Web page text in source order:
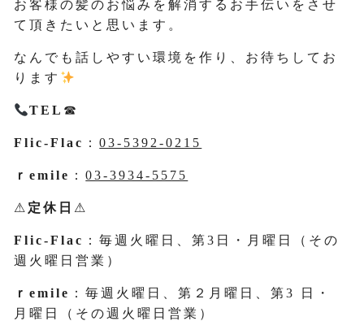
お客様の髪のお悩みを解消するお手伝いをさせ
て頂きたいと思います。
なんでも話しやすい環境を作り、お待ちしてお
ります
TEL ☎
Flic-Flac ：03-5392-0215
ｒemile ：03-3934-5575
⚠ 定休日 ⚠
Flic-Flac ：毎週火曜日、第3日・月曜日（その
週火曜日営業）
ｒemile ：毎週火曜日、第２月曜日、第3 日・
月曜日（その週火曜日営業）